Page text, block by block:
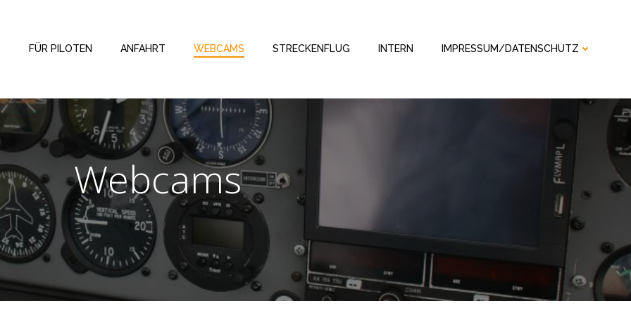
FÜR PILOTEN ANFAHRT WEBCAMS STRECKENFLUG INTERN IMPRESSUM/DATENSCHUTZ
Webcams